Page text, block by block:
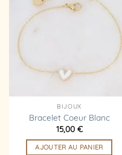
Ajouter
à la
liste
d’envies
BIJOUX
Bracelet Coeur Blanc
15,00 €
AJOUTER AU PANIER